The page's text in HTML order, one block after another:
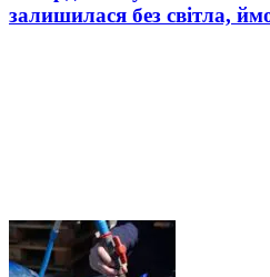
залишилася без світла,